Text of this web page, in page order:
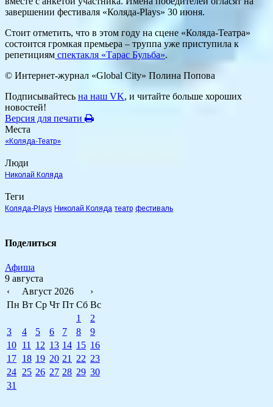
завершении фестиваля «Коляда-Plays» 30 июня.
Стоит отметить, что в этом году на сцене «Коляда-Театра»
состоится громкая премьера – труппа уже приступила к
репетициям спектакля «Тарас Бульба».
© Интернет-журнал «Global City» Полина Попова
Подписывайтесь на наш VK, и читайте больше хороших
новостей!
Версия для печати
Места
«Коляда-Театр»
Люди
Николай Коляда
Теги
Коляда-Plays Николай Коляда театр фестиваль
Поделиться
Афиша
9 августа
‹
Август 2026
›
Пн Вт Ср Чт Пт Сб Вс
1
2
3
4 5 6 7 8
9
10 11 12 13 14 15 16
17 18 19 20 21 22 23
24 25 26 27 28 29 30
31